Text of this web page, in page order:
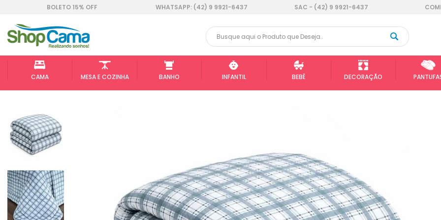
BOLETO 15% OFF WHATSAPP: (42) 9 9921-6437 SAC - (42) 9 9921-6437
CAMA MESA E COZINHA BANHO INFANTIL BEBÊ DECORAÇÃO